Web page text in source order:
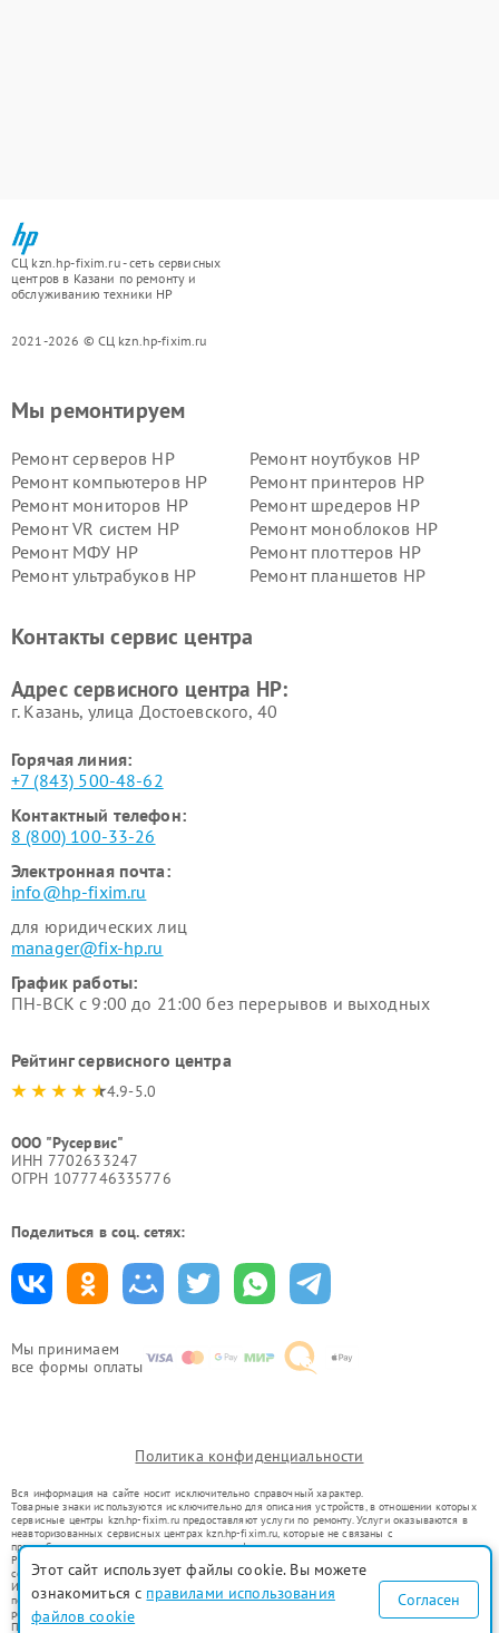
СЦ kzn.hp-fixim.ru - сеть сервисных
центров в Казани по ремонту и
обслуживанию техники HP
2021-2026 © СЦ kzn.hp-fixim.ru
Мы принимаем
все формы оплаты
Мы ремонтируем
Ремонт серверов HP
Ремонт ноутбуков HP
Ремонт компьютеров HP
Ремонт принтеров HP
Ремонт мониторов HP
Ремонт шредеров HP
Ремонт VR систем HP
Ремонт моноблоков HP
Ремонт МФУ HP
Ремонт плоттеров HP
Ремонт ультрабуков HP
Ремонт планшетов HP
Контакты сервис центра
Адрес сервисного центра HP:
г. Казань, улица Достоевского, 40
Горячая линия:
+7 (843) 500-48-62
Контактный телефон:
8 (800) 100-33-26
Электронная почта:
info@hp-fixim.ru
для юридических лиц
manager@fix-hp.ru
График работы:
ПН-ВСК с 9:00 до 21:00 без перерывов и выходных
Рейтинг сервисного центра
4.9-5.0
ООО "Русервис"
ИНН 7702633247
ОГРН 1077746335776
Поделиться в соц. сетях:
Политика конфиденциальности
Вся информация на сайте носит исключительно справочный характер.
Товарные знаки используются исключительно для описания устройств, в отношении которых
сервисные центры kzn.hp-fixim.ru предоставляют услуги по ремонту. Услуги оказываются в
неавторизованных сервисных центрах kzn.hp-fixim.ru, которые не связаны с
правообладателями товарных знаков или их официальными представителями.
Ремонт осуществляется для устройств, уже введенных в гражданский оборот в соответствии
со статьей 1487 ГК РФ.
Использование товарных знаков не преследует цели индивидуализации услуг или введения
потребителей в заблуждение, а служит для информирования о предоставляемых услугах по
ремонту техники указанных брендов.
Представленная на сайте информация не является публичной офертой, определяемой
Этот сайт использует файлы cookie. Вы можете
ознакомиться с правилами использования
файлов cookie
Согласен